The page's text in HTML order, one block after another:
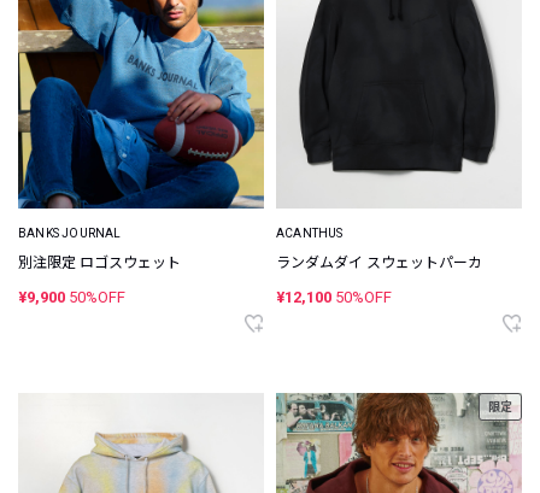
BANKS JOURNAL
別注限定 ロゴスウェット
¥9,900 50%OFF
ACANTHUS
ランダムダイ スウェットパーカ
¥12,100 50%OFF
限定